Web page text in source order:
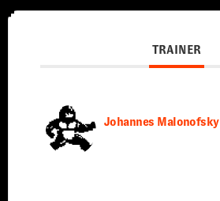
TRAINER
Johannes Malonofsky